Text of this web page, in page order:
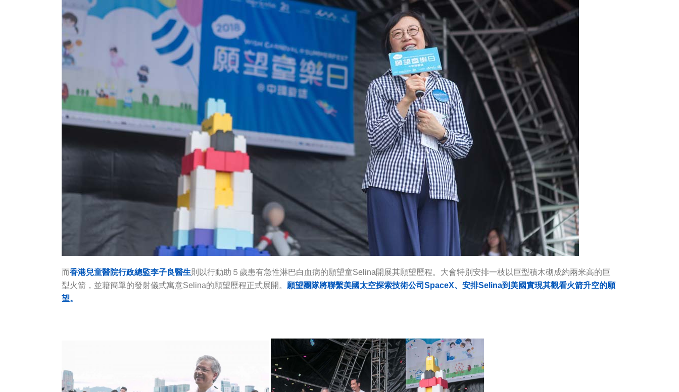
而香港兒童醫院行政總監李子良醫生則以行動助５歲患有急性淋巴白血病的願望童Selina開展其願望歷程。大會特別安排一枝以巨型積木砌成約兩米高的巨
型火箭，並藉簡單的發射儀式寓意Selina的願望歷程正式展開。 願望團隊將聯繫美國太空探索技術公司SpaceX、安排Selina到美國實現其觀看火箭升空的願
望。